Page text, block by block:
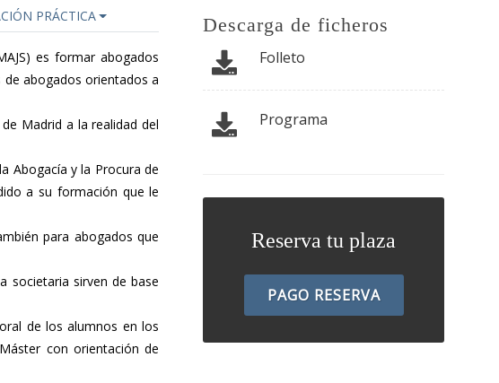
PRÁCTICA
es formar abogados
abogados orientados a
Madrid a la realidad del
Abogacía y la Procura de
a su formación que le
para abogados que
societaria sirven de base
de los alumnos en los
con orientación de
Descarga de ficheros
Folleto
Programa
Reserva tu plaza
PAGO RESERVA